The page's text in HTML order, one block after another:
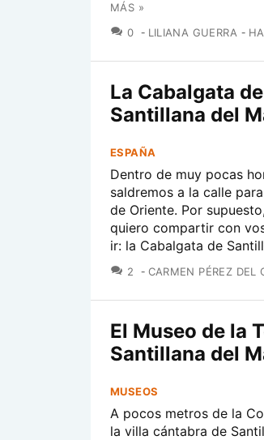
MÁS »
0 COMENTARIOS
LILIANA GUERRA
La Cabalgata
Santillana del
ESPAÑA
Dentro de muy pocas
saldremos a la calle
de Oriente. Por
quiero compartir con
ir: la Cabalgata de
2
COMENTARIOS
CARMEN PÉREZ DEL
El Museo de la
Santillana del
MUSEOS
A pocos metros de la
la villa cántabra de